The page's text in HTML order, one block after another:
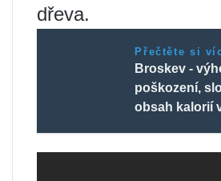
dřeva.
Přečtěte si
Broskev -
poškození,
obsah kalorií